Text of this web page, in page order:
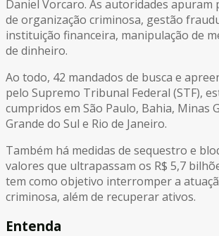
Daniel Vorcaro. As autoridades apuram
de organização criminosa, gestão
instituição financeira, manipulação de
de dinheiro.
Ao todo, 42 mandados de busca e
pelo Supremo Tribunal Federal (STF),
cumpridos em São Paulo, Bahia, Minas
Grande do Sul e Rio de Janeiro.
Também há medidas de sequestro e
valores que ultrapassam os R$ 5,7
tem como objetivo interromper a
criminosa, além de recuperar ativos.
Entenda